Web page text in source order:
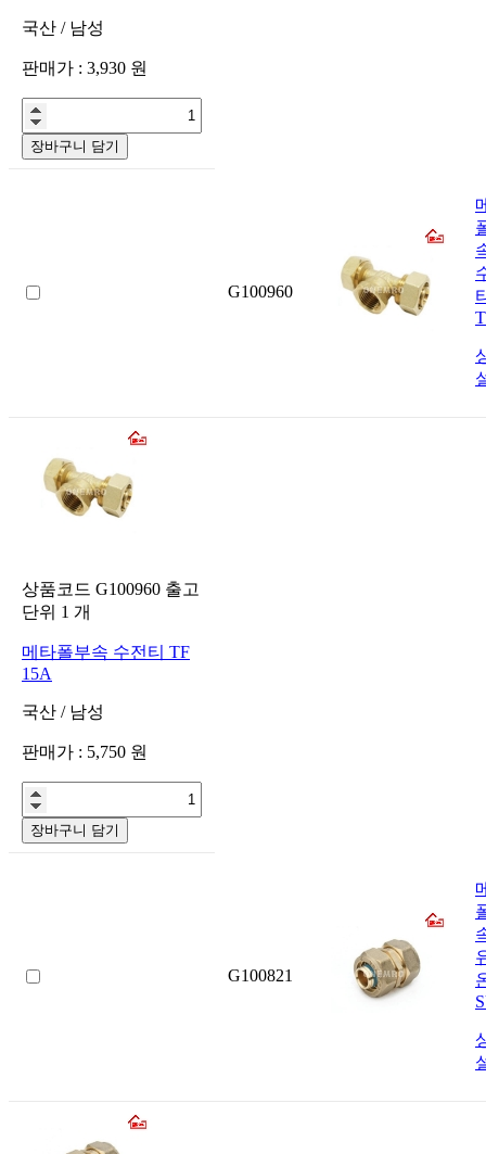
국산 / 남성
판매가 : 3,930 원
장바구니 담기
G100960
상품코드 G100960 출고
단위 1 개
메타폴부속 수전티 TF
15A
국산 / 남성
판매가 : 5,750 원
장바구니 담기
G100821